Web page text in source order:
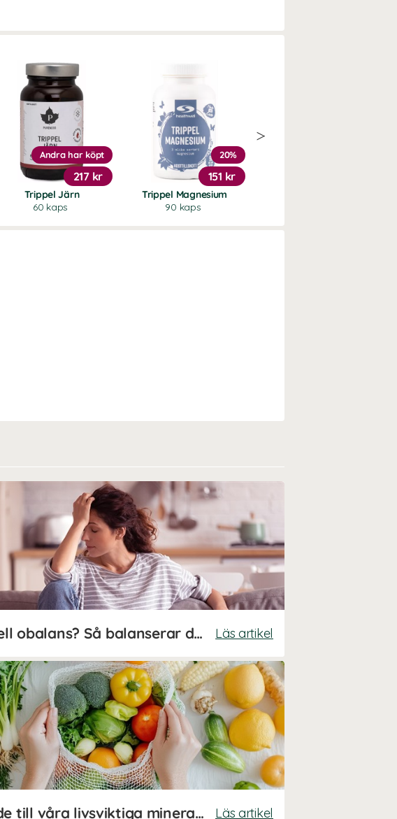
Trippel Järn
60 kaps
Andra har köpt
217 kr
Trippel Magnesium
90 kaps
20%
151 kr
Hormonell obalans? Så balanserar du dina hormoner på naturlig väg Läs artikel
Stor guide till våra livsviktiga mineraler Läs artikel